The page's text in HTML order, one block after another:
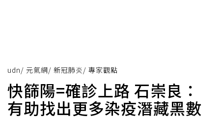
udn/ 元氣網/ 新冠肺炎 / 專家觀點
快篩陽=確診上路 石崇良：
有助找出更多染疫潛藏黑數